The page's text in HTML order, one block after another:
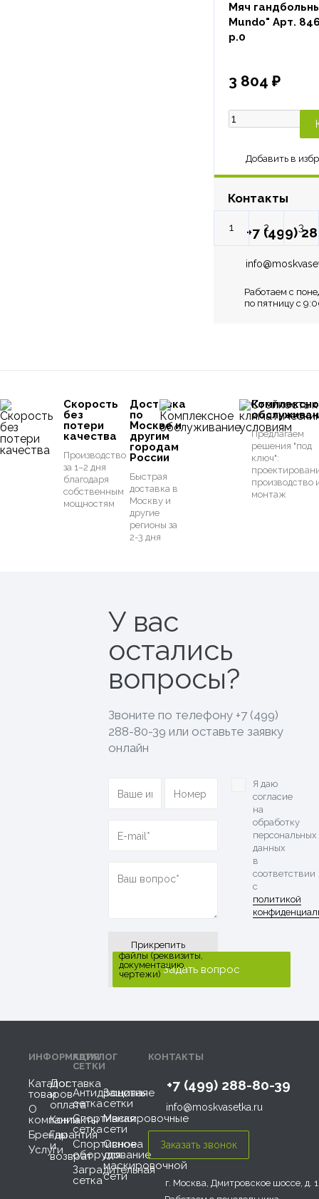
Контакты
+7 (499)
Работаем с
по пятницу с
Мяч
Mundo" Арт.
р.0
3 804 ₽
1 2 3
Скорость
без
потери
качества
Производство
за 1–2 дня
благодаря
собственным
мощностям
Доставка
по
Москве и
другим
городам
России
Быстрая
доставка в
Москву и
другие
регионы за
2-3 дня
Предлагаем
решения "под
ключ":
производство
монтаж
У вас
остались
вопросы?
Звоните по телефону+7 (499)
288-80-39 или оставьте заявку
онлайн
Прикрепить
файлы (реквизиты,
документацию,
чертежи)
Я даю
согласие
на
обработку
персональных
данных
в
соответствии
с
политикой
КОНТАКТЫ
+7 (499) 288-80-39
info@moskvasetka.ru
г. Москва, Дмитровское шоссе, д.
ИНФОРМАЦИЯ
Каталог
товаров
О
компании
Бренды
Услуги
Доставка
и
оплата
Контакты
Гарантия
и
возврат
КАТАЛОГ
СЕТКИ
Антидроновая
сетка
Спортивная
сетка
Спортивное
оборудование
Заградительная
сетка
Защитные
сетки
Маскировочные
сети
Основа
для
маскировочной
сети